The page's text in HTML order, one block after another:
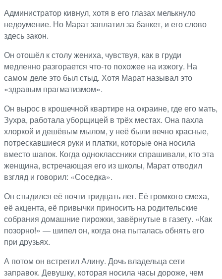
Администратор кивнул, хотя в его глазах мелькнуло
недоумение. Но Марат заплатил за банкет, и его слово
здесь закон.
Он отошёл к столу жениха, чувствуя, как в груди
медленно разгорается что-то похожее на изжогу. На
самом деле это был стыд. Хотя Марат называл это
«здравым прагматизмом».
Он вырос в крошечной квартире на окраине, где его мать,
Зухра, работала уборщицей в трёх местах. Она пахла
хлоркой и дешёвым мылом, у неё были вечно красные,
потрескавшиеся руки и платки, которые она носила
вместо шапок. Когда одноклассники спрашивали, кто эта
женщина, встречающая его из школы, Марат отводил
взгляд и говорил: «Соседка».
Он стыдился её почти тридцать лет. Её громкого смеха,
её акцента, её привычки приносить на родительские
собрания домашние пирожки, завёрнутые в газету. «Как
позорно!» — шипел он, когда она пыталась обнять его
при друзьях.
А потом он встретил Алину. Дочь владельца сети
заправок. Девушку, которая носила часы дороже, чем